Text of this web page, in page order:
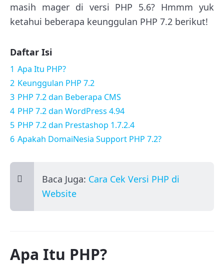
masih mager di versi PHP 5.6? Hmmm yuk
ketahui beberapa keunggulan PHP 7.2 berikut!
Daftar Isi
1 Apa Itu PHP?
2 Keunggulan PHP 7.2
3 PHP 7.2 dan Beberapa CMS
4 PHP 7.2 dan WordPress 4.94
5 PHP 7.2 dan Prestashop 1.7.2.4
6 Apakah DomaiNesia Support PHP 7.2?
Baca Juga: Cara Cek Versi PHP di
Website
Apa Itu PHP?